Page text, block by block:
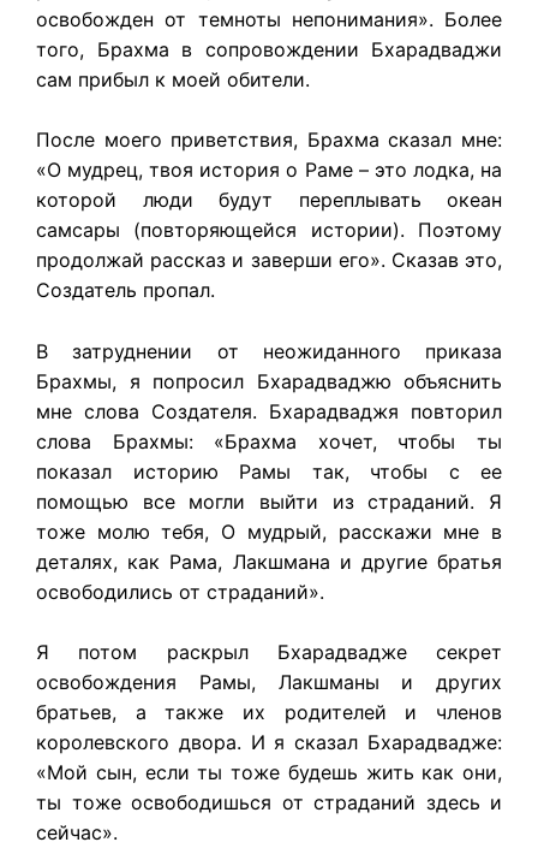
освобожден от темноты непонимания». Более
того, Брахма в сопровождении Бхарадваджи
сам прибыл к моей обители.
После моего приветствия, Брахма сказал мне:
«О мудрец, твоя история о Раме – это лодка, на
которой люди будут переплывать океан
самсары (повторяющейся истории). Поэтому
продолжай рассказ и заверши его». Сказав это,
Создатель пропал.
В затруднении от неожиданного приказа
Брахмы, я попросил Бхарадваджю объяснить
мне слова Создателя. Бхарадваджя повторил
слова Брахмы: «Брахма хочет, чтобы ты
показал историю Рамы так, чтобы с ее
помощью все могли выйти из страданий. Я
тоже молю тебя, О мудрый, расскажи мне в
деталях, как Рама, Лакшмана и другие братья
освободились от страданий».
Я потом раскрыл Бхарадвадже секрет
освобождения Рамы, Лакшманы и других
братьев, а также их родителей и членов
королевского двора. И я сказал Бхарадвадже:
«Мой сын, если ты тоже будешь жить как они,
ты тоже освободишься от страданий здесь и
сейчас».